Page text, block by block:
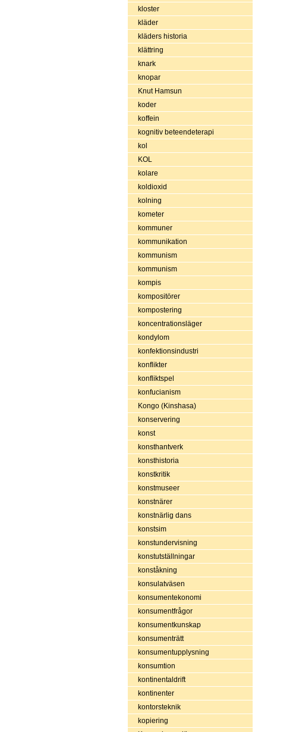
kloster
kläder
kläders historia
klättring
knark
knopar
Knut Hamsun
koder
koffein
kognitiv beteendeterapi
kol
KOL
kolare
koldioxid
kolning
kometer
kommuner
kommunikation
kommunism
kommunism
kompis
kompositörer
kompostering
koncentrationsläger
kondylom
konfektionsindustri
konflikter
konfliktspel
konfucianism
Kongo (Kinshasa)
konservering
konst
konsthantverk
konsthistoria
konstkritik
konstmuseer
konstnärer
konstnärlig dans
konstsim
konstundervisning
konstutställningar
konståkning
konsulatväsen
konsumentekonomi
konsumentfrågor
konsumentkunskap
konsumenträtt
konsumentupplysning
konsumtion
kontinentaldrift
kontinenter
kontorsteknik
kopiering